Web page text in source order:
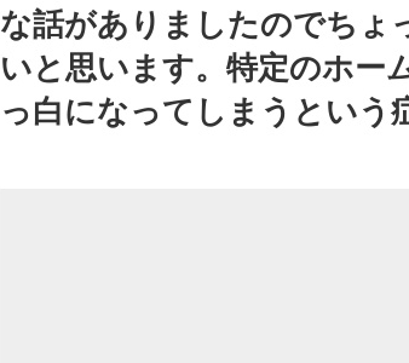
な話がありましたのでちょ
いと思います。特定のホー
っ白になってしまうという